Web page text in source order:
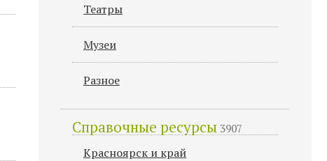
Театры
Музеи
Разное
Справочные ресурсы 3907
Красноярск и край